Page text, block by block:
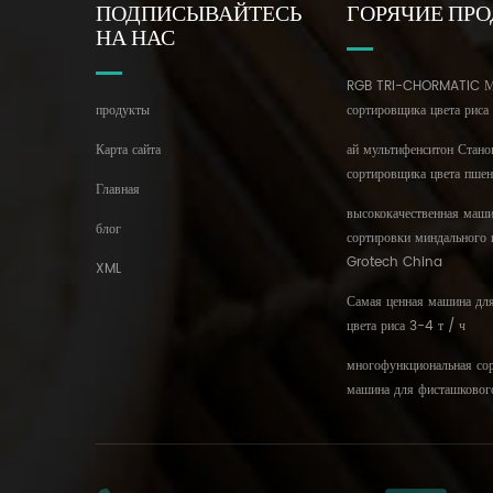
ПОДПИСЫВАЙТЕСЬ
НА НАС
продукты
Карта сайта
Главная
блог
XML
ГОРЯЧИЕ
RGB TRI-CHORMATIC
сортировщика цвета риса
ай мультифенситон
сортировщика цвета
высококачественная
сортировки миндального
Grotech China
Самая ценная машина
цвета риса 3-4 т / ч
многофункциональная
машина для